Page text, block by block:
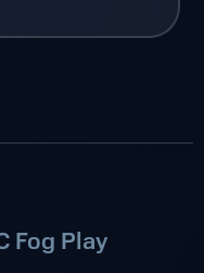
Fog Play